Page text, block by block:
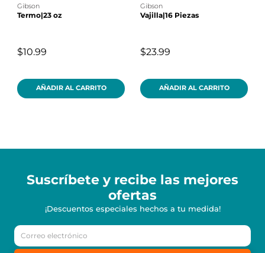
gibson
Termo|23 oz
$10.99
AÑADIR AL CARRITO
gibson
Vajilla|16 Piezas
$23.99
AÑADIR AL CARRITO
Suscríbete y recibe las mejores
ofertas
¡Descuentos especiales hechos a tu medida!